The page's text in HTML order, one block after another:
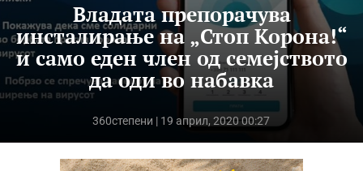
Владата препорачува
инсталирање на „Стоп Корона!“
и само еден член од семејството
да оди во набавка
360степени | 19 април, 2020 00:27